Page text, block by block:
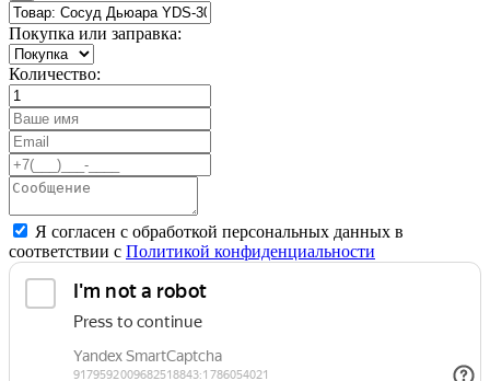
Покупка или заправка:
Количество:
Я согласен с обработкой персональных данных в
соответствии с Политикой конфиденциальности